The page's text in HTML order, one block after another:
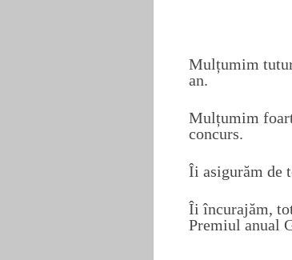
Mulțumim
an.
Mulțumim
concurs.
Îi asigurăm de
Îi încurajăm,
Premiul anual